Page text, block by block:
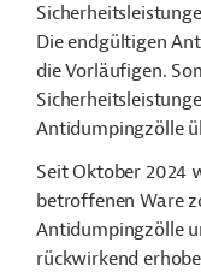
Die endgültigen
die Vorläufigen.
Antidumpingzölle
Seit Oktober 2024
betroffenen Ware
Antidumpingzölle
rückwirkend